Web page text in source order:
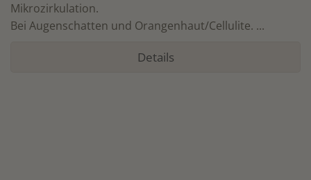
Mikrozirkulation.
Bei Augenschatten und Orangenhaut/Cellulite. ...
Details